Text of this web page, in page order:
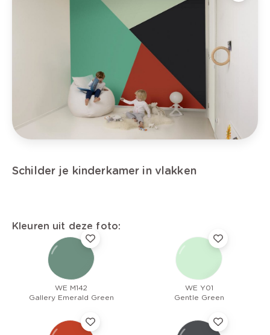
Schilder je kinderkamer in vlakken
Kleuren uit deze foto:
WE M142
Gallery Emerald Green
WE Y01
Gentle Green